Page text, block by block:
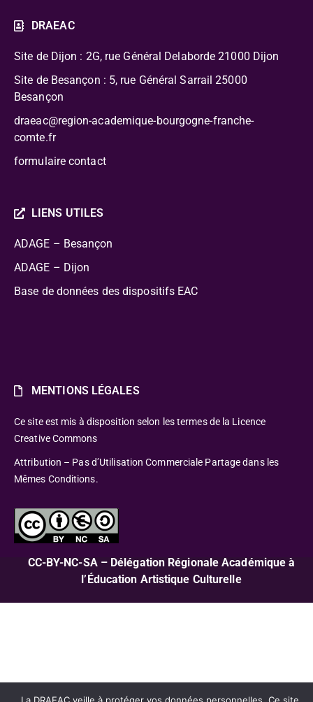
DRAEAC
Site de Dijon : 2G, rue Général Delaborde 21000 Dijon
Site de Besançon : 5, rue Général Sarrail 25000
Besançon
draeac@region-academique-bourgogne-franche-
comte.fr
formulaire contact
LIENS UTILES
ADAGE – Besançon
ADAGE – Dijon
Base de données des dispositifs EAC
MENTIONS LÉGALES
Ce site est mis à disposition selon les termes de la Licence
Creative Commons
Attribution – Pas d’Utilisation Commerciale Partage dans les
Mêmes Conditions.
CC-BY-NC-SA – Délégation Régionale Académique à
l’Éducation Artistique Culturelle